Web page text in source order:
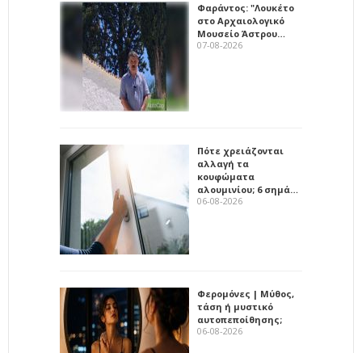
Φαράντος: "Λουκέτο
στο Αρχαιολογικό
Μουσείο Άστρου…
07-08-2026
Πότε χρειάζονται
αλλαγή τα
κουφώματα
αλουμινίου; 6 σημά…
06-08-2026
Φερομόνες | Μύθος,
τάση ή μυστικό
αυτοπεποίθησης;
06-08-2026